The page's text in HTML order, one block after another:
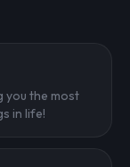
you the most
in life!